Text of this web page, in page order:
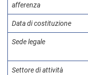
afferenza
Data di costituzione
Sede legale
Settore di attività